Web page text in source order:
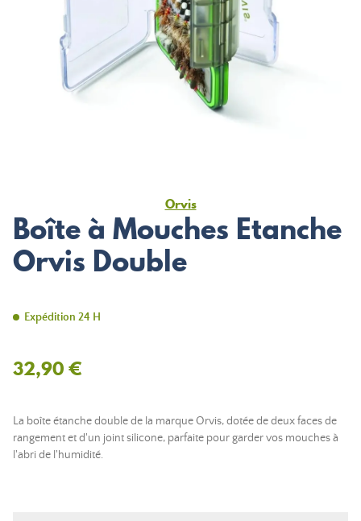
Orvis
Boîte à Mouches Etanche
Orvis Double
Expédition 24 H
32,90 €
La boîte étanche double de la marque Orvis, dotée de deux faces de
rangement et d'un joint silicone, parfaite pour garder vos mouches à
l'abri de l'humidité.